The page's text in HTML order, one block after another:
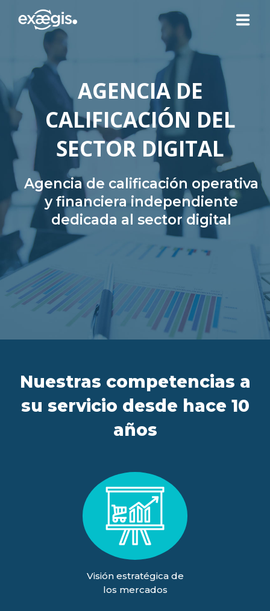
¿QUIÉNES SOMOS?
NUESTRAS OFERTAS
CONTACTO
SU ESPACIO
ES FR IT
Agencia de calificación operativa
y financiera independiente
dedicada al sector digital
AGENCIA DE
CALIFICACIÓN DEL
SECTOR DIGITAL
Nuestras competencias a
su servicio desde hace 10
años
Visión estratégica de
los mercados